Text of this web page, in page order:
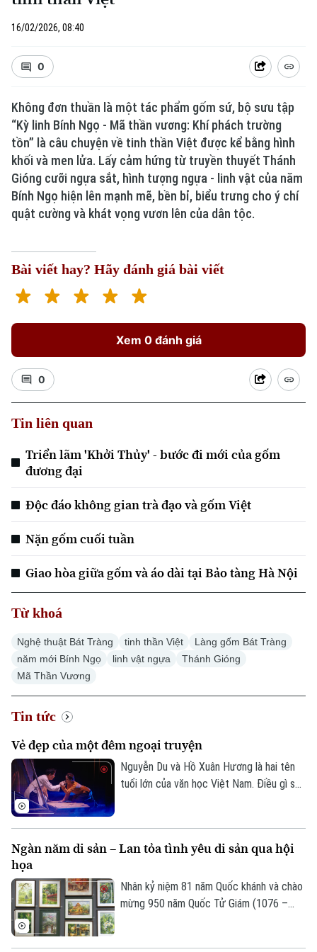
Xu hướng
16/02/2026, 08:40
0
Không đơn thuần là một tác phẩm gốm sứ, bộ sưu tập
“Kỳ linh Bính Ngọ - Mã thần vương: Khí phách trường
tồn” là câu chuyện về tinh thần Việt được kể bằng hình
khối và men lửa. Lấy cảm hứng từ truyền thuyết Thánh
Gióng cưỡi ngựa sắt, hình tượng ngựa - linh vật của năm
Bính Ngọ hiện lên mạnh mẽ, bền bỉ, biểu trưng cho ý chí
quật cường và khát vọng vươn lên của dân tộc.
Bài viết hay? Hãy đánh giá bài viết
Xem 0 đánh giá
0
Tin liên quan
Triển lãm 'Khởi Thủy' - bước đi mới của gốm
đương đại
Độc đáo không gian trà đạo và gốm Việt
Nặn gốm cuối tuần
Giao hòa giữa gốm và áo dài tại Bảo tàng Hà Nội
Từ khoá
Nghệ thuật Bát Tràng tinh thần Việt
Làng gốm Bát Tràng
năm mới Bính Ngọ
linh vật ngựa
Thánh Gióng
Mã Thần Vương
Tin tức
Vẻ đẹp của một đêm ngoại truyện
Nguyễn Du và Hồ Xuân Hương là hai tên
tuổi lớn của văn học Việt Nam. Điều gì sẽ
nghệ sĩ hôm nay? Khán giả sẽ được thấy
Hồ Xuân Hương ngoại truyện" vừa được
công diễn.
Ngàn năm di sản – Lan tỏa tình yêu di sản qua hội
họa
Nhân kỷ niệm 81 năm Quốc khánh và chào
mừng 950 năm Quốc Tử Giám (1076 –